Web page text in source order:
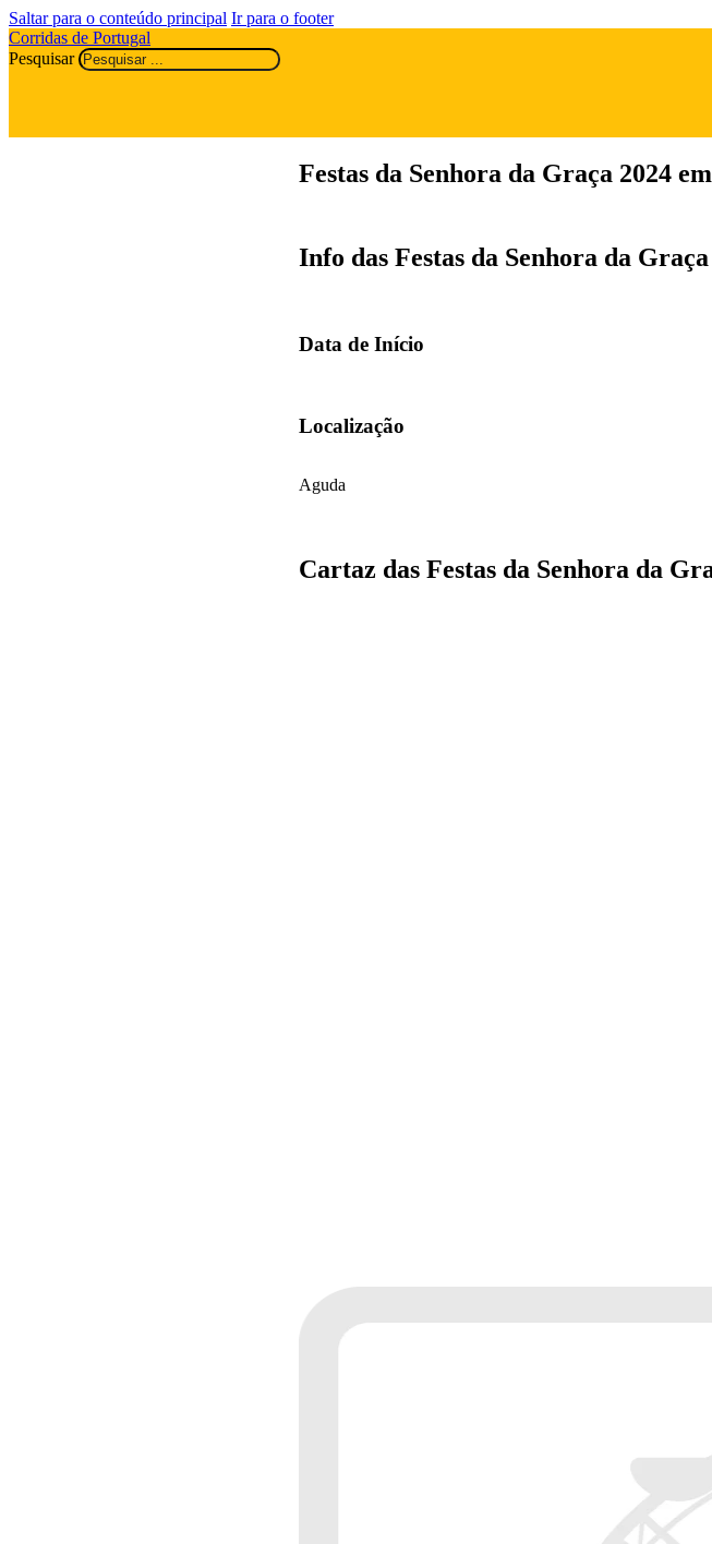
Saltar para o conteúdo principal Ir para o footer
Corridas de Portugal
Pesquisar
Festas da Senhora da Graça 2024
Info das Festas da Senhora da Graça
Data de Início
Localização
Aguda
Cartaz das Festas da Senhora da